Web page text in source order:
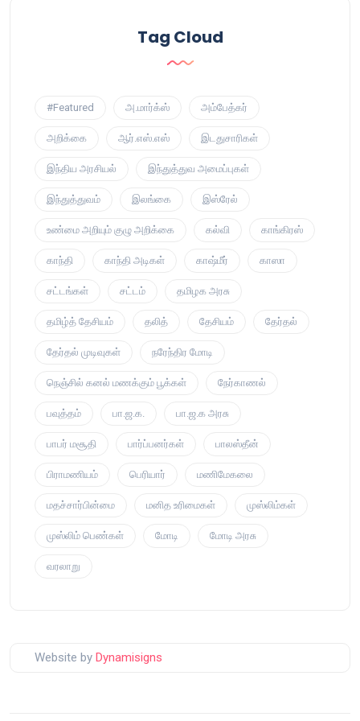
Tag Cloud
#Featured அ.மார்க்ஸ் அம்பேத்கர்
அறிக்கை ஆர்.எஸ்.எஸ் இடதுசாரிகள்
இந்திய அரசியல் இந்துத்துவ அமைப்புகள்
இந்துத்துவம் இலங்கை இஸ்ரேல்
உண்மை அறியும் குழு அறிக்கை கல்வி காங்கிரஸ்
காந்தி காந்தி அடிகள் காஷ்மீர் காஸா
சட்டங்கள் சட்டம் தமிழக அரசு
தமிழ்த் தேசியம் தலித் தேசியம் தேர்தல்
தேர்தல் முடிவுகள் நரேந்திர மோடி
நெஞ்சில் கனல் மணக்கும் பூக்கள் நேர்காணல்
பவுத்தம் பா.ஜ.க. பா.ஜ.க அரசு
பாபர் மசூதி பார்ப்பனர்கள் பாலஸ்தீன்
பிராமணியம் பெரியார் மணிமேகலை
மதச்சார்பின்மை மனித உரிமைகள் முஸ்லிம்கள்
முஸ்லிம் பெண்கள் மோடி மோடி அரசு
வரலாறு
Website by Dynamisigns